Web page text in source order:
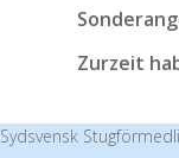
Zurzeit
Sydsvensk